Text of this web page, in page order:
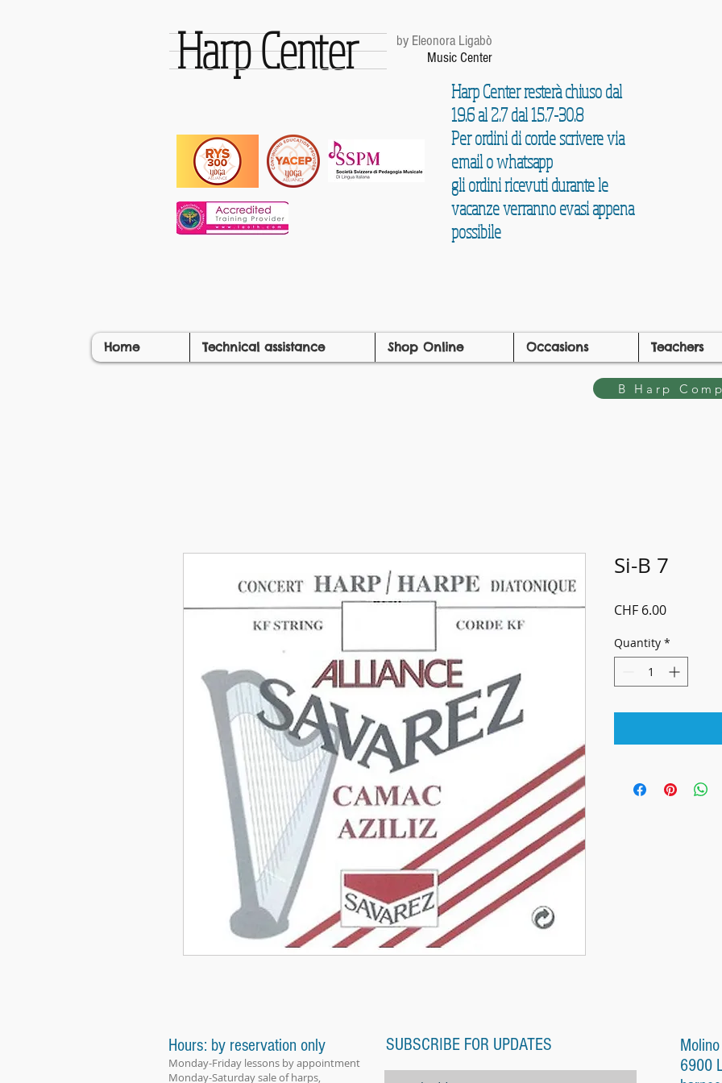
Harp Center
by Eleonora Ligabò
Music Center
Harp Center resterà chiuso dal
19.6 al 2.7 dal 15.7-30.8
Per ordini di corde scrivere via
email o whatsapp
gli ordini ricevuti durante le
vacanze verranno evasi appena
possibile
Home Technical assistance Shop Online Occasions Teachers
B Harp
Si-B 7
CHF 6.00Price
Quantity *
Hours: by reservation only
Monday-Friday lessons by appointment
Monday-Saturday sale of harps,
SUBSCRIBE FOR UPDATES
6900